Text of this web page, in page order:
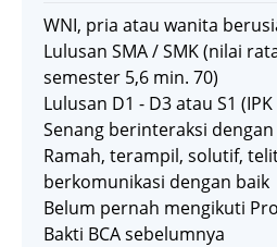
WNI, pria atau wanita
Lulusan SMA / SMK (nilai
semester 5,6 min. 70)
Lulusan D1 - D3 atau S1
Senang berinteraksi
Ramah, terampil, solutif,
berkomunikasi dengan baik
Belum pernah mengikuti
Bakti BCA sebelumnya